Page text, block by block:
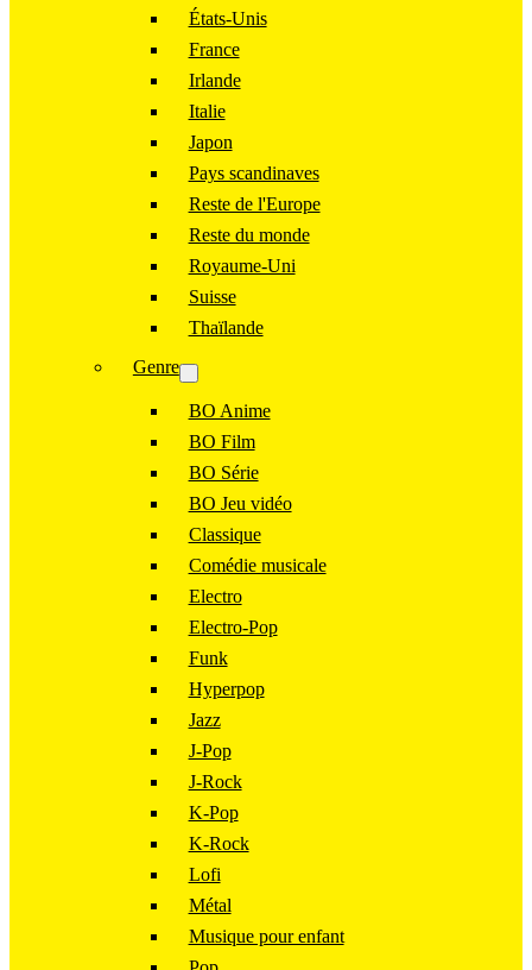
États-Unis
France
Irlande
Italie
Japon
Pays scandinaves
Reste de l'Europe
Reste du monde
Royaume-Uni
Suisse
Thaïlande
Genre
BO Anime
BO Film
BO Série
BO Jeu vidéo
Classique
Comédie musicale
Electro
Electro-Pop
Funk
Hyperpop
Jazz
J-Pop
J-Rock
K-Pop
K-Rock
Lofi
Métal
Musique pour enfant